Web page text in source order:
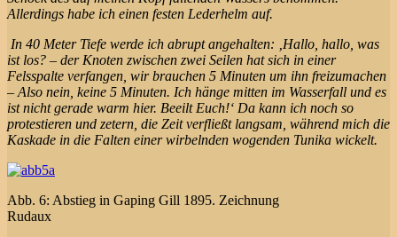
Allerdings habe ich einen festen Lederhelm auf.
In 40 Meter Tiefe werde ich abrupt angehalten: ‚Hallo, hallo, was
ist los? – der Knoten zwischen zwei Seilen hat sich in einer
Felsspalte verfangen, wir brauchen 5 Minuten um ihn freizumachen
– Also nein, keine 5 Minuten. Ich hänge mitten im Wasserfall und es
ist nicht gerade warm hier. Beeilt Euch!‘ Da kann ich noch so
protestieren und zetern, die Zeit verfließt langsam, während mich die
Kaskade in die Falten einer wirbelnden wogenden Tunika wickelt.
Abb. 6: Abstieg in Gaping Gill 1895. Zeichnung
Rudaux